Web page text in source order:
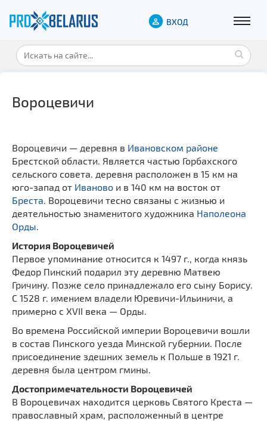
ВХОД
Вороцевичи
Вороцевичи — деревня в Ивановском районе
Брестской области. Является частью Горбахского
сельского совета. деревня расположен в 15 км на
юго-запад от Иваново и в 140 км на восток от
Бреста . Вороцевичи тесно связаны с жизнью и
деятельностью знаменитого художника Наполеона
Орды
История Вороцевичей
Первое упоминание относится к 1497 г., когда князь
Федор Пинский подарил эту деревню Матвею
Гричину. Позже село принадлежало его сыну Борису.
С 1528 г. имением владели Юревичи-Ильиничи, а
примерно с XVII века — Орды.
Во времена Российской империи Вороцевичи вошли
в состав Пинского уезда Минской губернии. После
присоединение здешних земель к Польше в 1921 г.
деревня была центром гмины.
Достопримечательности Вороцевичей
В Вороцевичах находится церковь Святого Креста —
православный храм, расположенный в центре